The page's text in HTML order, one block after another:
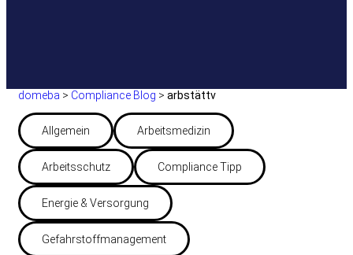
domeba > Compliance Blog > arbstättv
Allgemein Arbeitsmedizin
Arbeitsschutz Compliance Tipp
Energie & Versorgung
Gefahrstoffmanagement